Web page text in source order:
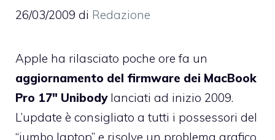
26/03/2009 di Redazione
Apple ha rilasciato poche ore fa un
aggiornamento del firmware dei MacBook
Pro 17″ Unibodylanciati ad inizio 2009.
L’update è consigliato a tutti i possessori del